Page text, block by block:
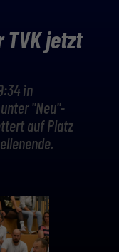
jetzt
in
"Neu"-
auf Platz